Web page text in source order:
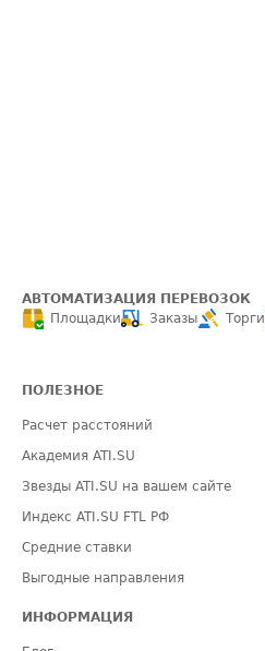
АВТОМАТИЗАЦИЯ ПЕРЕВОЗОК
Площадки
Заказы Торги
ПОЛЕЗНОЕ
Расчет расстояний
Академия ATI.SU
Звезды ATI.SU на вашем сайте
Индекс ATI.SU FTL РФ
Средние ставки
Выгодные направления
ИНФОРМАЦИЯ